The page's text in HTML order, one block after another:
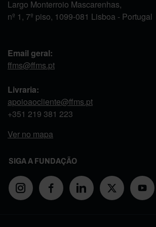
Largo Monterroio Mascarenhas,
nº 1, 7º piso, 1099-081 Lisboa - Portugal
Email geral:
ffms@ffms.pt
Livraria:
apoioaocliente@ffms.pt
+351 219 381 223
Ver no mapa
SIGA A FUNDAÇÃO